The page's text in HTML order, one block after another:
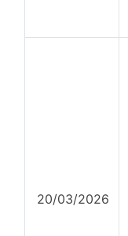
20/03/2026